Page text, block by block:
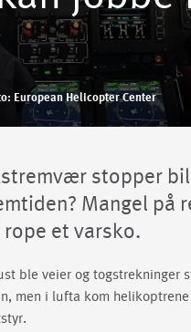
European Helicopter Center
stopper
Mangel på
et varsko.
ble veier og togstrekninger
men i lufta kom